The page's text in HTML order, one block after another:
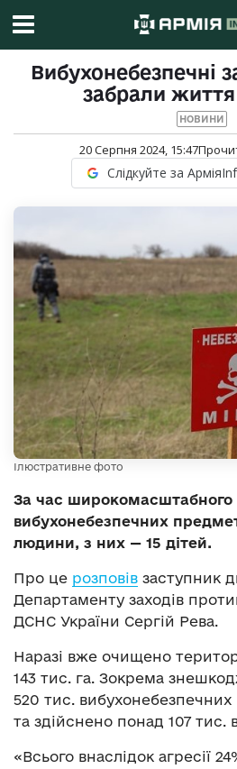
Вибухонебезпечні
забрали життя
НОВИНИ
20 Серпня 2024, 15:47
Слідкуйте за
Ілюстративне фото
За час широкомасштабного
вибухонебезпечних
людини, з них — 15 дітей.
Про це розповів заступник
Департаменту заходів
ДСНС України Сергій Рева.
Наразі вже очищено
143 тис. га. Зокрема
520 тис. вибухонебезпечних
та здійснено понад 107 тис.
«Всього внаслідок агресії